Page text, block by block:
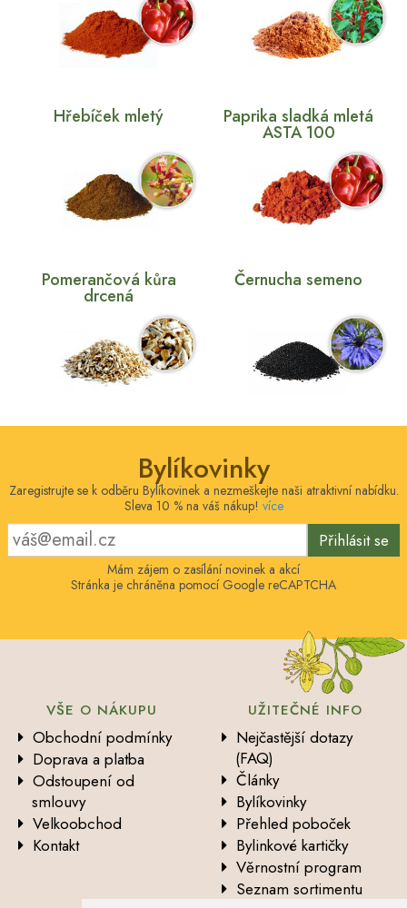
Hřebíček mletý Paprika sladká mletá
ASTA 100
Pomerančová kůra
drcená
Černucha semeno
Bylíkovinky
Zaregistrujte se k odběru Bylíkovinek a nezmeškejte naši atraktivní nabídku.
Sleva 10 % na váš nákup! více
Přihlásit se
Mám zájem o zasílání novinek a akcí
Stránka je chráněna pomocí Google reCAPTCHA
VŠE O NÁKUPU
Obchodní podmínky
Doprava a platba
Odstoupení od
smlouvy
Velkoobchod
Kontakt
UŽITEČNÉ INFO
Nejčastější dotazy
(FAQ)
Články
Bylíkovinky
Přehled poboček
Bylinkové kartičky
Věrnostní program
Seznam sortimentu